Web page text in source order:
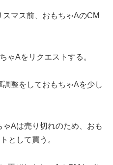
マス前、おもちゃAのCM
ゃAをリクエストする。
整をしておもちゃAを少し
Aは売り切れのため、おも
として買う。